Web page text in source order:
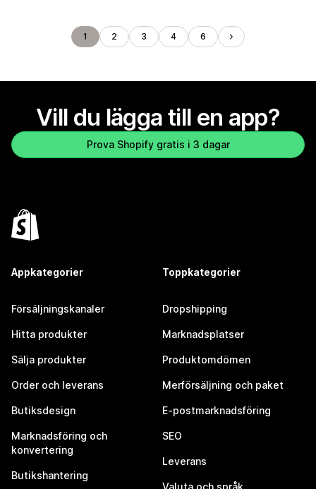
1 2 3 4 6
Vill du lägga till en app?
Prova Shopify gratis i 3 dagar
Appkategorier
Försäljningskanaler
Hitta produkter
Sälja produkter
Order och leverans
Butiksdesign
Marknadsföring och
konvertering
Butikshantering
Toppkategorier
Dropshipping
Marknadsplatser
Produktomdömen
Merförsäljning och paket
E-postmarknadsföring
SEO
Leverans
Valuta och språk